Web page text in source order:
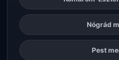
Nógrád
Pest